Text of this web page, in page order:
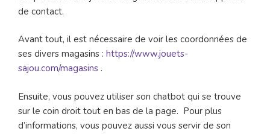
de contact.
Avant tout, il est nécessaire de voir les coordonnées de
ses divers magasins : https://www.jouets-
sajou.com/magasins .
Ensuite, vous pouvez utiliser son chatbot qui se trouve
sur le coin droit tout en bas de la page. Pour plus
d’informations, vous pouvez aussi vous servir de son